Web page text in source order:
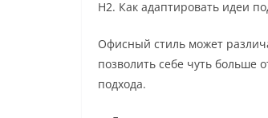
H2. Как адаптировать идеи
Офисный стиль может
позволить себе чуть больше
подхода.